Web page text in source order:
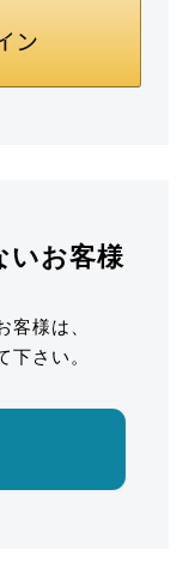
いお客様
客様は、
下さい。